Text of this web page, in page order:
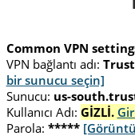
Common VPN
VPN bağlantı adı:
bir sunucu seçin]
Sunucu: us-
Kullanıcı Adı: GİZLİ.
Parola: *****